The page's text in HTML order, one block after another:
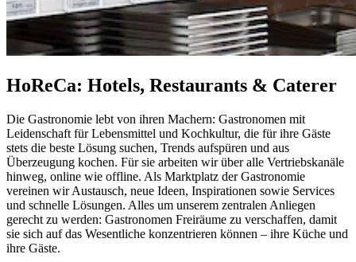
HoReCa: Hotels, Restaurants & Caterer
Die Gastronomie lebt von ihren Machern: Gastronomen mit
Leidenschaft für Lebensmittel und Kochkultur, die für ihre Gäste
stets die beste Lösung suchen, Trends aufspüren und aus
Überzeugung kochen. Für sie arbeiten wir über alle Vertriebskanäle
hinweg, online wie offline. Als Marktplatz der Gastronomie
vereinen wir Austausch, neue Ideen, Inspirationen sowie Services
und schnelle Lösungen. Alles um unserem zentralen Anliegen
gerecht zu werden: Gastronomen Freiräume zu verschaffen, damit
sie sich auf das Wesentliche konzentrieren können – ihre Küche und
ihre Gäste.